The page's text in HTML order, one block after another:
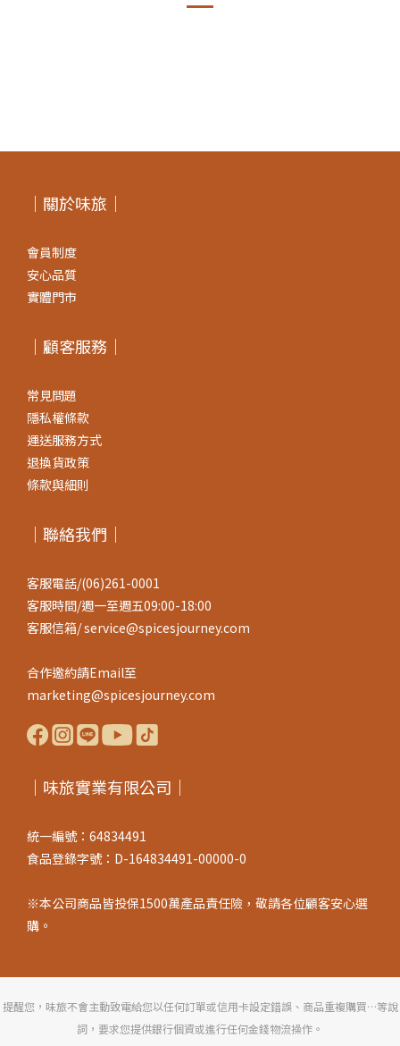
｜關於味旅｜
會員制度
安心品質
實體門市
｜顧客服務｜
常見問題
隱私權條款
運送服務方式
退換貨政策
條款與細則
｜聯絡我們｜
客服電話/(06)261-0001
客服時間/週一至週五09:00-18:00
客服信箱/ service@spicesjourney.com
合作邀約請Email至
marketing@spicesjourney.com
｜味旅實業有限公司｜
統一編號：64834491
食品登錄字號：D-164834491-00000-0
※本公司商品皆投保1500萬產品責任險，敬請各位顧客安心選
購。
提醒您，味旅不會主動致電給您以任何訂單或信用卡設定錯誤、商品重複購買…等說
詞，要求您提供銀行個資或進行任何金錢物流操作。